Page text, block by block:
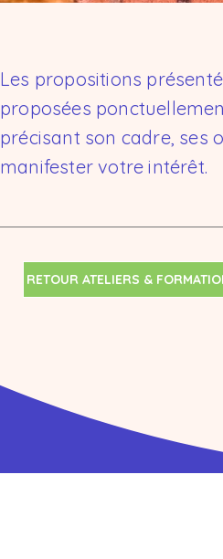
Les propositions
proposées
précisant son cadre, ses
manifester votre intérêt.
RETOUR ATELIERS &